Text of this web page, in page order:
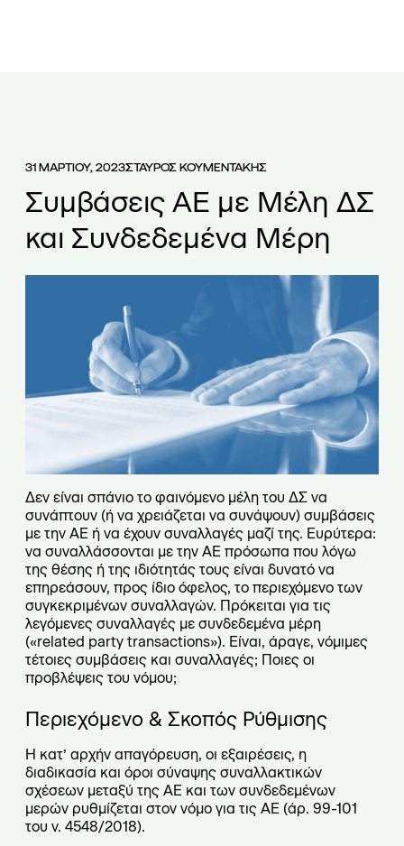
31 ΜΑΡΤΙΟΥ, 2023ΣΤΑΥΡΟΣ ΚΟΥΜΕΝΤΑΚΗΣ
Συμβάσεις ΑΕ με Μέλη ΔΣ
και Συνδεδεμένα Μέρη
Δεν είναι σπάνιο το φαινόμενο μέλη του ΔΣ να
συνάπτουν (ή να χρειάζεται να συνάψουν) συμβάσεις
με την ΑΕ ή να έχουν συναλλαγές μαζί της. Ευρύτερα:
να συναλλάσσονται με την ΑΕ πρόσωπα που λόγω
της θέσης ή της ιδιότητάς τους είναι δυνατό να
επηρεάσουν, προς ίδιο όφελος, το περιεχόμενο των
συγκεκριμένων συναλλαγών. Πρόκειται για τις
λεγόμενες συναλλαγές με συνδεδεμένα μέρη
(«related party transactions»). Είναι, άραγε, νόμιμες
τέτοιες συμβάσεις και συναλλαγές; Ποιες οι
προβλέψεις του νόμου;
Περιεχόμενο & Σκοπός Ρύθμισης
Η κατ’ αρχήν απαγόρευση, οι εξαιρέσεις, η
διαδικασία και όροι σύναψης συναλλακτικών
σχέσεων μεταξύ της ΑΕ και των συνδεδεμένων
μερών ρυθμίζεται στον νόμο για τις ΑΕ (άρ. 99-101
του ν. 4548/2018).